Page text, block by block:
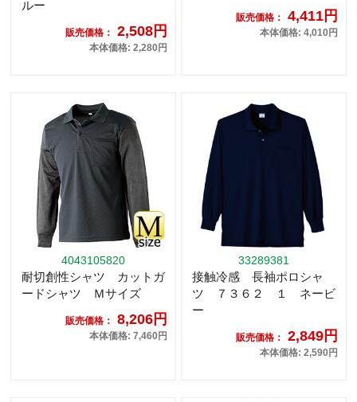
ルー
販売価格： 2,508円
本体価格: 2,280円
販売価格： 4,411円
本体価格: 4,010円
4043105820
耐切創性シャツ カットガ
ードシャツ Ｍサイズ
販売価格： 8,206円
本体価格: 7,460円
33289381
接触冷感 長袖ポロシャ
ツ ７３６２ １ ネービ
ー
販売価格： 2,849円
本体価格: 2,590円